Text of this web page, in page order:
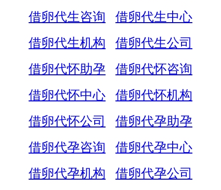
借卵代生咨询
借卵代生中心
借卵代生机构
借卵代生公司
借卵代怀助孕
借卵代怀咨询
借卵代怀中心
借卵代怀机构
借卵代怀公司
借卵代孕助孕
借卵代孕咨询
借卵代孕中心
借卵代孕机构
借卵代孕公司